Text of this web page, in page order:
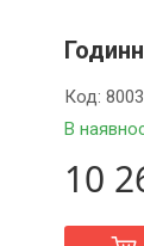
В
Код:
10